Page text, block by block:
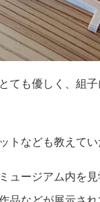
ても優しく、組
トなども教えてい
ュージアム内を